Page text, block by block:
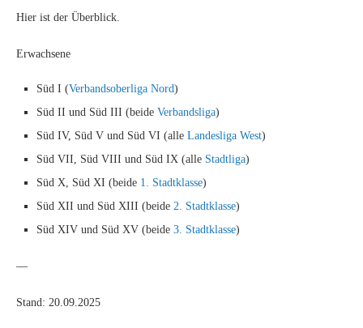
Hier ist der Überblick.
Erwachsene
Süd I (Verbandsoberliga Nord)
Süd II und Süd III (beide Verbandsliga)
Süd IV, Süd V und Süd VI (alle Landesliga West)
Süd VII, Süd VIII und Süd IX (alle Stadtliga)
Süd X, Süd XI (beide 1. Stadtklasse)
Süd XII und Süd XIII (beide 2. Stadtklasse)
Süd XIV und Süd XV (beide 3. Stadtklasse)
—
Stand: 20.09.2025